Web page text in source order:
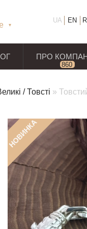
UA EN
ПРО
860
/ Товсті »
НОВИНКА